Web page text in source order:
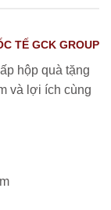
TẾ GCK GROUP
hộp quà tặng
và lợi ích cùng